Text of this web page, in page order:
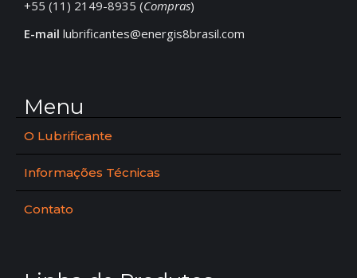
+55 (11) 2149-8935 (Compras)
E-mail lubrificantes@energis8brasil.com
Menu
O Lubrificante
Informações Técnicas
Contato